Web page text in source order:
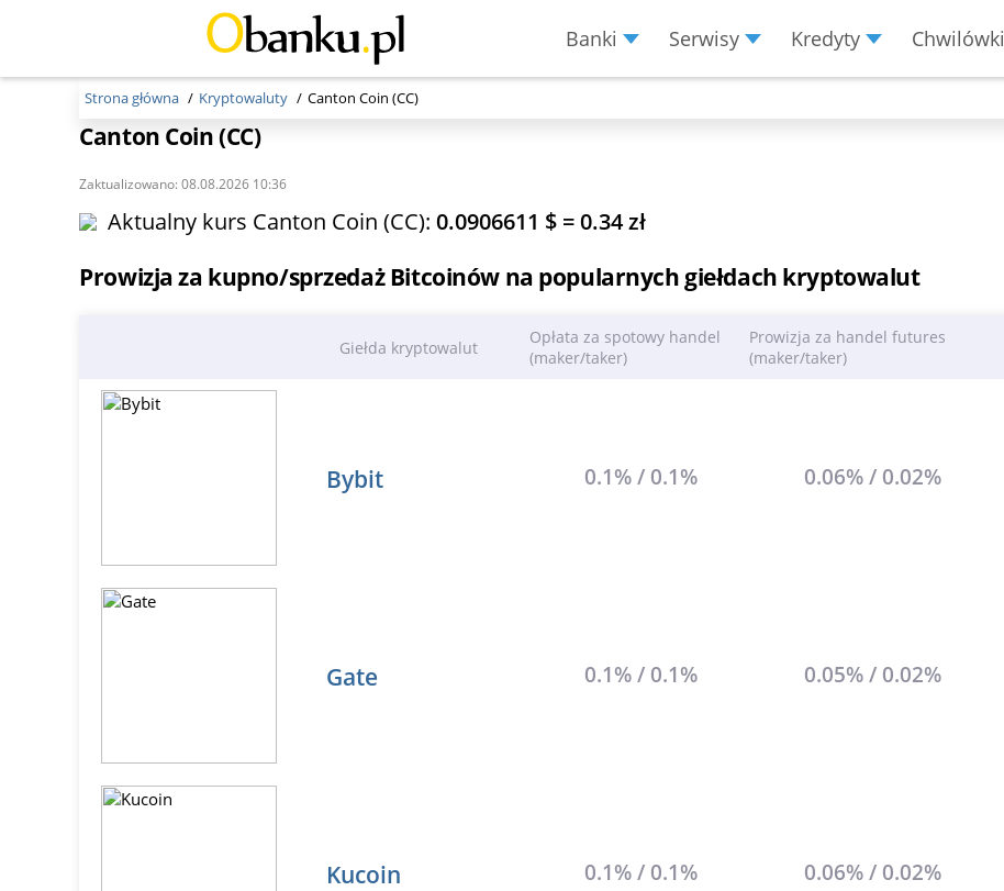
Banki Serwisy Kredyty Chwilówki
Menu Burger
Strona główna Kryptowaluty Canton Coin (CC)
Canton Coin (CC)
Zaktualizowano: 08.08.2026 10:36
Aktualny kurs Canton Coin (CC):0.0906611 $ = 0.34 zł
Prowizja za kupno/sprzedaż Bitcoinów na popularnych giełdach kryptowalut
Giełda kryptowalut
Opłata za spotowy handel
(maker/taker)
Prowizja za handel futures
(maker/taker)
Bybit 0.1% / 0.1% 0.06% / 0.02%
Gate 0.1% / 0.1% 0.05% / 0.02%
Kucoin 0.1% / 0.1% 0.06% / 0.02%